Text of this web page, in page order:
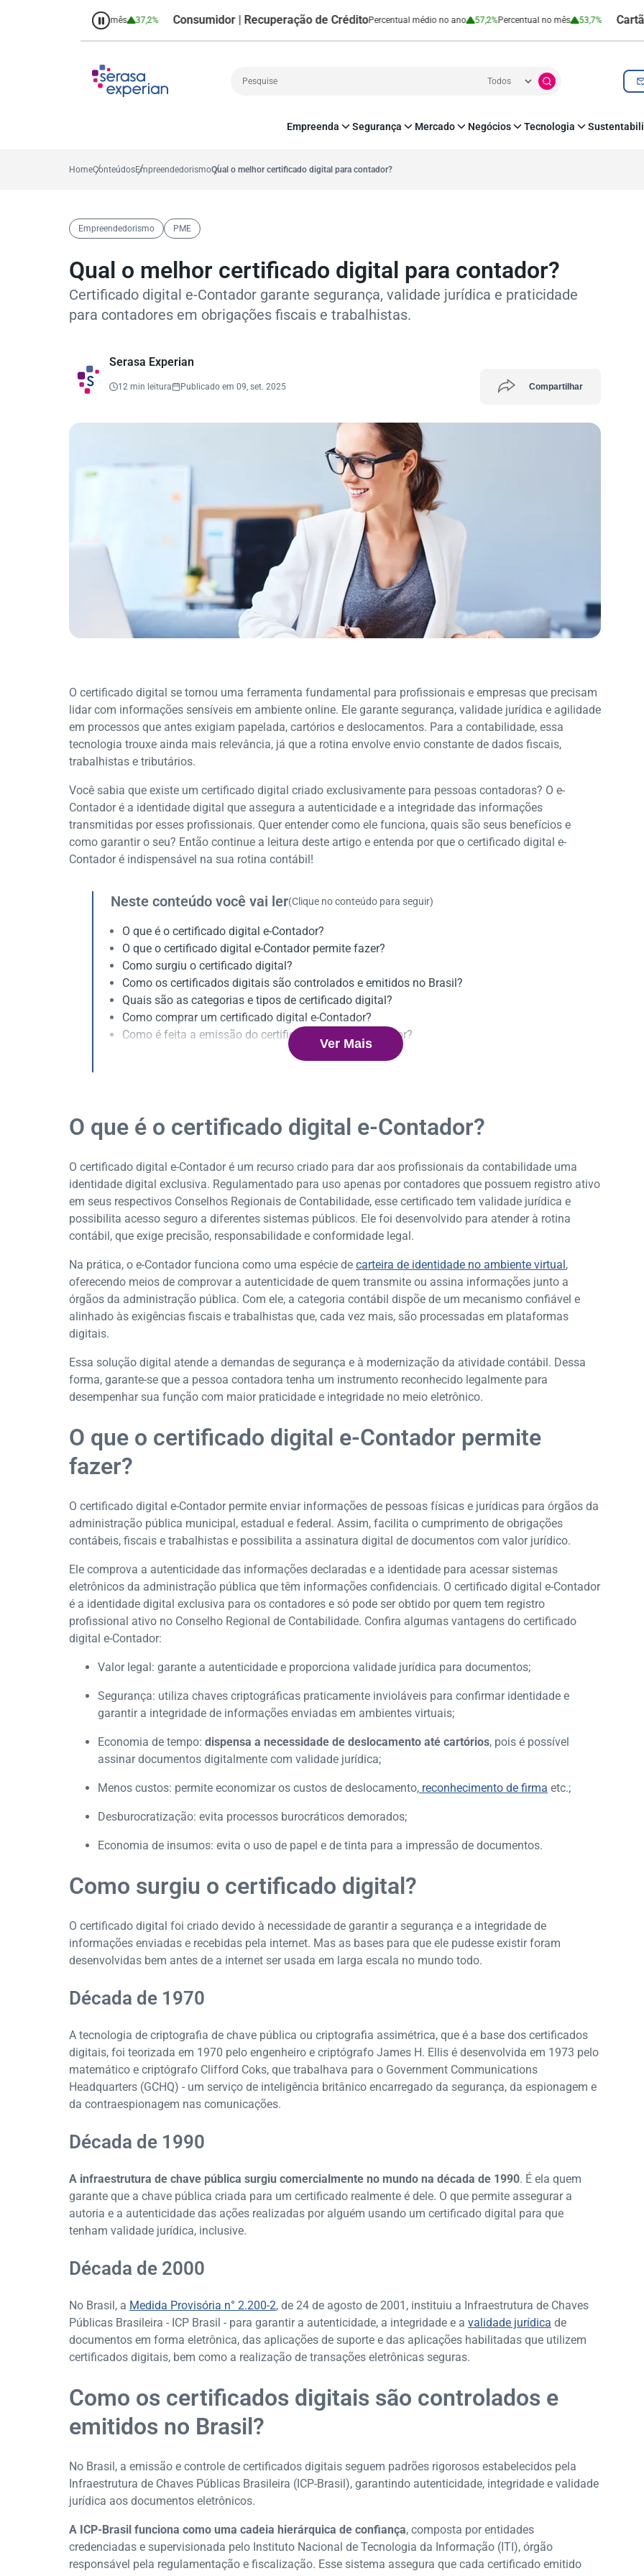
37,2% Consumidor | Recuperação de CréditoPercentual médio no ano 57,2%Percentual no mês 53,7% Cartão de
Empreenda
Crédito
Marketing
Segurança
Proteção de Dados
Mercado Negócios Tecnologia
HomeConteúdosEmpreendedorismoQual o melhor certificado digital para contador?
Empreendedorismo PME
Qual o melhor certificado digital para contador?
Certificado digital e-Contador garante segurança, validade jurídica e praticidade
para contadores em obrigações fiscais e trabalhistas.
Serasa Experian
12 min leitura Publicado em 09, set. 2025 Compartilhar
O certificado digital se tornou uma ferramenta fundamental para profissionais e empresas que precisam
lidar com informações sensíveis em ambiente online. Ele garante segurança, validade jurídica e agilidade
em processos que antes exigiam papelada, cartórios e deslocamentos. Para a contabilidade, essa
tecnologia trouxe ainda mais relevância, já que a rotina envolve envio constante de dados fiscais,
trabalhistas e tributários.
Você sabia que existe um certificado digital criado exclusivamente para pessoas contadoras? O e-
Contador é a identidade digital que assegura a autenticidade e a integridade das informações
transmitidas por esses profissionais. Quer entender como ele funciona, quais são seus benefícios e
como garantir o seu? Então continue a leitura deste artigo e entenda por que o certificado digital e-
Contador é indispensável na sua rotina contábil!
Neste conteúdo você vai ler(Clique no conteúdo para seguir)
O que é o certificado digital e-Contador?
O que o certificado digital e-Contador permite fazer?
Como surgiu o certificado digital?
Como os certificados digitais são controlados e emitidos no Brasil?
Quais são as categorias e tipos de certificado digital?
Como comprar um certificado digital e-Contador?
Como é feita a emissão do certificado digital e-Contador?
Como renovar o certificado digital e-Contador?
Ver Mais
O que é o certificado digital e-Contador?
O certificado digital e-Contador é um recurso criado para dar aos profissionais da contabilidade uma
identidade digital exclusiva. Regulamentado para uso apenas por contadores que possuem registro ativo
em seus respectivos Conselhos Regionais de Contabilidade, esse certificado tem validade jurídica e
possibilita acesso seguro a diferentes sistemas públicos. Ele foi desenvolvido para atender à rotina
contábil, que exige precisão, responsabilidade e conformidade legal.
Na prática, o e-Contador funciona como uma espécie de carteira de identidade no ambiente virtual ,
oferecendo meios de comprovar a autenticidade de quem transmite ou assina informações junto a
órgãos da administração pública. Com ele, a categoria contábil dispõe de um mecanismo confiável e
alinhado às exigências fiscais e trabalhistas que, cada vez mais, são processadas em plataformas
digitais.
Essa solução digital atende a demandas de segurança e à modernização da atividade contábil. Dessa
forma, garante-se que a pessoa contadora tenha um instrumento reconhecido legalmente para
desempenhar sua função com maior praticidade e integridade no meio eletrônico.
O que o certificado digital e-Contador permite
fazer?
O certificado digital e-Contador permite enviar informações de pessoas físicas e jurídicas para órgãos da
administração pública municipal, estadual e federal. Assim, facilita o cumprimento de obrigações
contábeis, fiscais e trabalhistas e possibilita a assinatura digital de documentos com valor jurídico.
Ele comprova a autenticidade das informações declaradas e a identidade para acessar sistemas
eletrônicos da administração pública que têm informações confidenciais. O certificado digital e-Contador
é a identidade digital exclusiva para os contadores e só pode ser obtido por quem tem registro
profissional ativo no Conselho Regional de Contabilidade. Confira algumas vantagens do certificado
digital e-Contador:
Valor legal: garante a autenticidade e proporciona validade jurídica para documentos;
Segurança: utiliza chaves criptográficas praticamente invioláveis para confirmar identidade e
garantir a integridade de informações enviadas em ambientes virtuais;
Economia de tempo: dispensa a necessidade de deslocamento até cartórios, pois é possível
assinar documentos digitalmente com validade jurídica;
Menos custos: permite economizar os custos de deslocamento, reconhecimento de firma etc.;
Desburocratização: evita processos burocráticos demorados;
Economia de insumos: evita o uso de papel e de tinta para a impressão de documentos.
Como surgiu o certificado digital?
O certificado digital foi criado devido à necessidade de garantir a segurança e a integridade de
informações enviadas e recebidas pela internet. Mas as bases para que ele pudesse existir foram
desenvolvidas bem antes de a internet ser usada em larga escala no mundo todo.
Década de 1970
A tecnologia de criptografia de chave pública ou criptografia assimétrica, que é a base dos certificados
digitais, foi teorizada em 1970 pelo engenheiro e criptógrafo James H. Ellis é desenvolvida em 1973 pelo
matemático e criptógrafo Clifford Coks, que trabalhava para o Government Communications
Headquarters (GCHQ) - um serviço de inteligência britânico encarregado da segurança, da espionagem e
da contraespionagem nas comunicações.
Década de 1990
A infraestrutura de chave pública surgiu comercialmente no mundo na década de 1990. É ela quem
garante que a chave pública criada para um certificado realmente é dele. O que permite assegurar a
autoria e a autenticidade das ações realizadas por alguém usando um certificado digital para que
tenham validade jurídica, inclusive.
Década de 2000
No Brasil, a Medida Provisória n° 2.200-2, de 24 de agosto de 2001, instituiu a Infraestrutura de Chaves
Públicas Brasileira - ICP Brasil - para garantir a autenticidade, a integridade e a validade jurídica de
documentos em forma eletrônica, das aplicações de suporte e das aplicações habilitadas que utilizem
certificados digitais, bem como a realização de transações eletrônicas seguras.
Como os certificados digitais são controlados e
emitidos no Brasil?
No Brasil, a emissão e controle de certificados digitais seguem padrões rigorosos estabelecidos pela
Infraestrutura de Chaves Públicas Brasileira (ICP-Brasil), garantindo autenticidade, integridade e validade
jurídica aos documentos eletrônicos.
A ICP-Brasil funciona como uma cadeia hierárquica de confiança, composta por entidades
credenciadas e supervisionada pelo Instituto Nacional de Tecnologia da Informação (ITI), órgão
responsável pela regulamentação e fiscalização. Esse sistema assegura que cada certificado emitido